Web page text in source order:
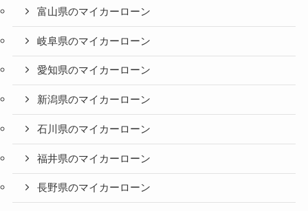
富山県のマイカーローン
岐阜県のマイカーローン
愛知県のマイカーローン
新潟県のマイカーローン
石川県のマイカーローン
福井県のマイカーローン
長野県のマイカーローン